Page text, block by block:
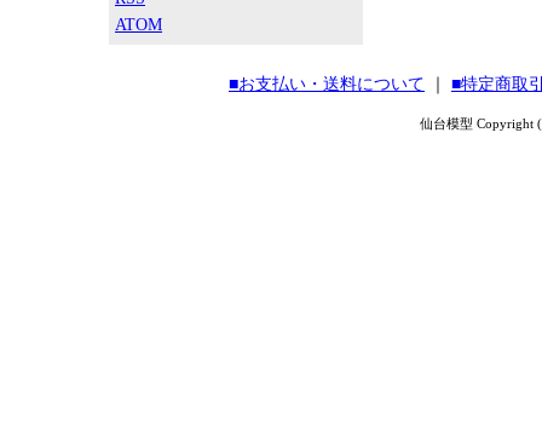
ATOM
■お支払い・送料について ■特定商取
仙台模型 Copyright